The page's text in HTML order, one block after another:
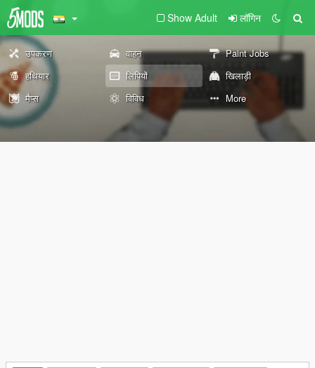
Show Adult लॉगिन
उपकरण वाहन
Paint Jobs
हथियार
लिपियों
खिलाड़ी
मैप्स
विविध More